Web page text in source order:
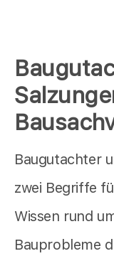
Baugutachter
zwei Begriffe
Wissen rund
Bauprobleme